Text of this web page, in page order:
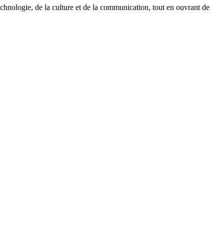
de la culture et de la communication, tout en ouvrant de